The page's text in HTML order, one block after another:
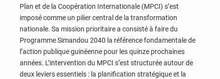
Plan et de la Coopération Internationale (MPCI) s’est
imposé comme un pilier central de la transformation
nationale. Sa mission prioritaire a consisté à faire du
Programme Simandou 2040 la référence fondamentale de
l’action publique guinéenne pour les quinze prochaines
années. L’intervention du MPCI s’est structurée autour de
deux leviers essentiels : la planification stratégique et la